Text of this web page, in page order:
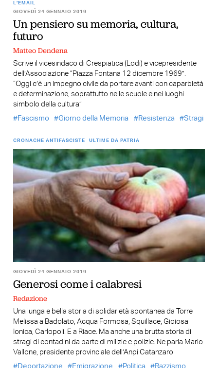
L’EMAIL
GIOVEDÌ 24 GENNAIO 2019
Un pensiero su memoria, cultura,
futuro
Matteo Dendena
Scrive il vicesindaco di Crespiatica (Lodi) e vicepresidente
dell’Associazione “Piazza Fontana 12 dicembre 1969”.
“Oggi c’è un impegno civile da portare avanti con caparbietà
e determinazione, soprattutto nelle scuole e nei luoghi
simbolo della cultura”
Fascismo
Giorno della Memoria Resistenza Stragi
CRONACHE ANTIFASCISTE ULTIME DA PATRIA
GIOVEDÌ 24 GENNAIO 2019
Generosi come i calabresi
Redazione
Una lunga e bella storia di solidarietà spontanea da Torre
Melissa a Badolato, Acqua Formosa, Squillace, Gioiosa
Ionica, Carlopoli. E a Riace. Ma anche una brutta storia di
stragi di contadini da parte di milizie e polizie. Ne parla Mario
Vallone, presidente provinciale dell’Anpi Catanzaro
Deportazione
Emigrazione Politica
Razzismo